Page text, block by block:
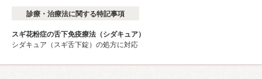
診療・治療法に関する特記事項
スギ花粉症の舌下免疫療法（シダキュア）
シダキュア（スギ舌下錠）の処方に対応